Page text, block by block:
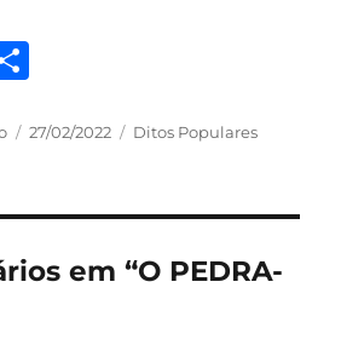
a
Publicado
27/02/2022 Categorias
Ditos Populares
em “O PEDRA-